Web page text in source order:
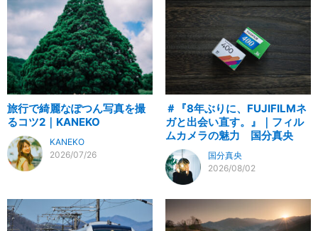
旅行で綺麗なぽつん写真を撮
るコツ2｜KANEKO
KANEKO
2026/07/26
＃『8年ぶりに、FUJIFILMネ
ガと出会い直す。』｜フィル
ムカメラの魅力 国分真央
国分真央
2026/08/02